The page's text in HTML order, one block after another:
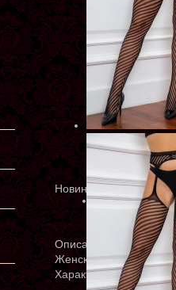
Новинка
Описание
Женское нижнее
Характеристики